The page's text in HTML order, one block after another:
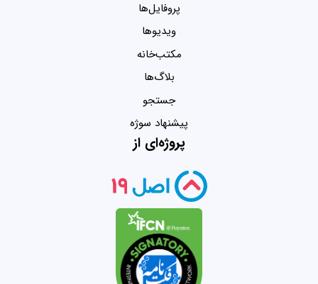
پروفایل‌ها
ویدیو‌ها
مکتب‌خانه
بلاگ‌ها
جستجو
پیشنهاد سوژه
پروژه‌ای از